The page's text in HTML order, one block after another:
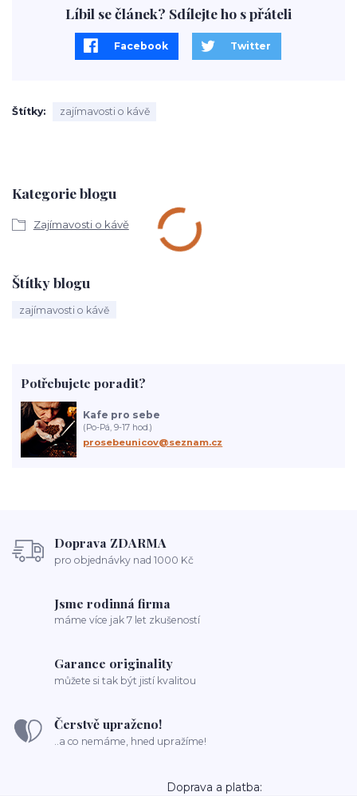
Kategorie blogu
Zajímavosti o kávě
Štítky blogu
zajímavosti o kávě
Potřebujete poradit?
Kafe pro sebe
(Po-Pá, 9-17 hod.)
prosebeunicov@seznam.cz
Líbil se článek? Sdílejte ho s přáteli
Facebook Twitter
Štítky zajímavosti o kávě
Doprava ZDARMA
pro objednávky nad 1000 Kč
Jsme rodinná firma
máme více jak 7 let zkušeností
Garance originality
můžete si tak být jistí kvalitou
Čerstvě upraženo!
..a co nemáme, hned upražíme!
Doprava a platba: